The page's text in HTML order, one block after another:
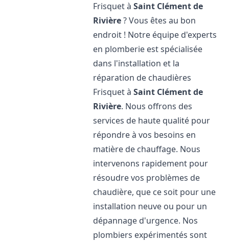
Frisquet àSaint Clément de
Rivière? Vous êtes au bon
endroit ! Notre équipe d'experts
en plomberie est spécialisée
dans l'installation et la
réparation de chaudières
Frisquet àSaint Clément de
Rivière. Nous offrons des
services de haute qualité pour
répondre à vos besoins en
matière de chauffage. Nous
intervenons rapidement pour
résoudre vos problèmes de
chaudière, que ce soit pour une
installation neuve ou pour un
dépannage d'urgence. Nos
plombiers expérimentés sont